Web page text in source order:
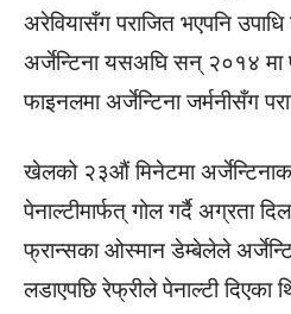
अरेवियासँग पराजित भएपनि
अर्जेन्टिना यसअघि सन् २०१४
फाइनलमा अर्जेन्टिना जर्मनीसँग
खेलको २३औं मिनेटमा
पेनाल्टीमार्फत् गोल गर्दै अग्रता
फ्रान्सका ओस्मान डेम्बेलेले
लडाएपछि रेफ्रीले पेनाल्टी